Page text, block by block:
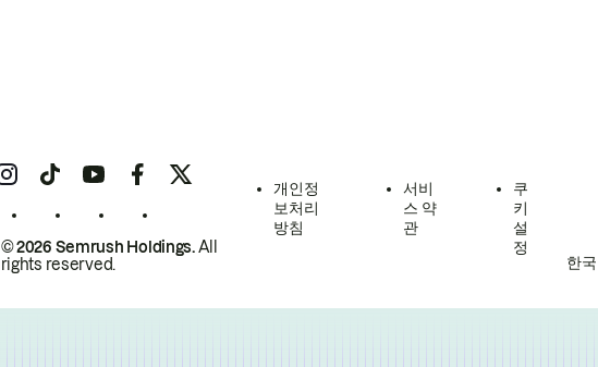
© 2026 Semrush Holdings.All
rights reserved.
개인정
보처리
방침
서비
스 약
관
쿠
키
설
정
한